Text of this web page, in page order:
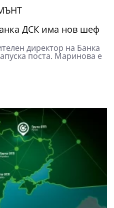
ДСК има нов шеф
директор на Банка
поста. Маринова е